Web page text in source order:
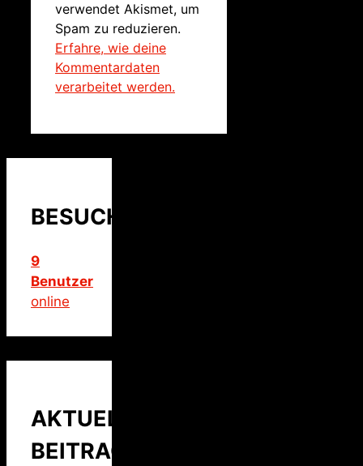
verwendet Akismet, um
Spam zu reduzieren.
Erfahre, wie deine
Kommentardaten
verarbeitet werden.
BESUCHER
9
Benutzer
online
AKTUELLER
BEITRAG